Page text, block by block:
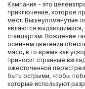
Кампания - это
приключение, которое
мест. Вышеупомянутые
являются выдающимися,
стандартам. Вождение
осеннем цветении
мясо, в то время как
приносит странные
ожесточенной
быть острыми, чтобы
которые используют